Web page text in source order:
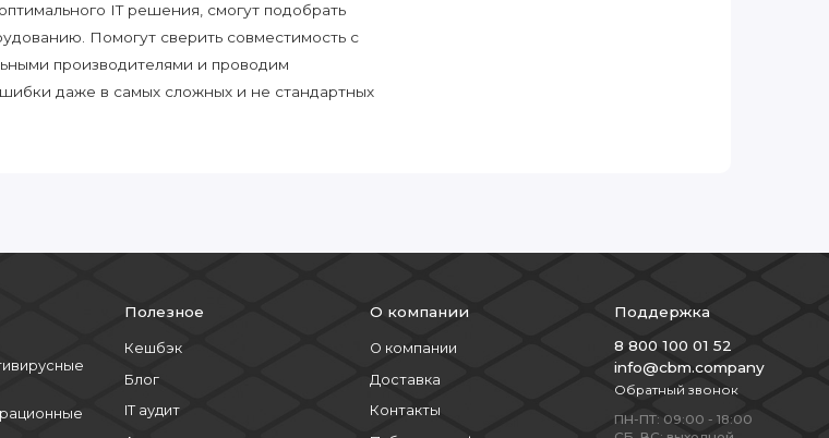
IT решения, смогут подобрать
Помогут сверить совместимость с
производителями и проводим
даже в самых сложных и не стандартных
Полезное
Кешбэк
Блог
IT аудит
О компании
О компании
Доставка
Контакты
Поддержка
8 800 100 01 52
info@cbm.company
Обратный звонок
ПН-ПТ: 09:00 - 18:00